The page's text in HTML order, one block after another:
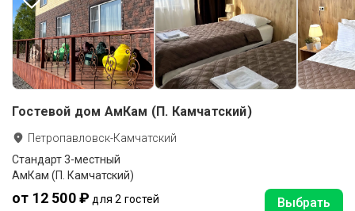
Гостевой дом АмКам (П. Камчатский)
Петропавловск-Камчатский
Стандарт 3-местный
АмКам (П. Камчатский)
от 12 500 ₽ для 2 гостей Выбрать